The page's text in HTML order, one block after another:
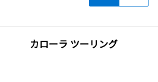
カローラ ツーリング